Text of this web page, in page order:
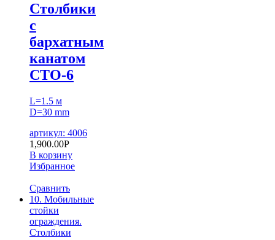
Столбики
с
бархатным
канатом
СТО-6
L=1.5 м
D=30 mm
артикул: 4006
1,900.00Р
В корзину
Избранное
Сравнить
10. Мобильные
стойки
ограждения.
Столбики